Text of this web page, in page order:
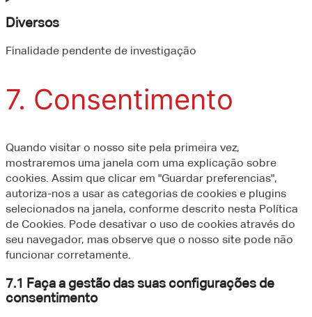
Diversos
Finalidade pendente de investigação
to
service
7. Consentimento
Quando visitar o nosso site pela primeira vez,
mostraremos uma janela com uma explicação sobre
cookies. Assim que clicar em "Guardar preferencias",
autoriza-nos a usar as categorias de cookies e plugins
selecionados na janela, conforme descrito nesta Política
de Cookies. Pode desativar o uso de cookies através do
seu navegador, mas observe que o nosso site pode não
funcionar corretamente.
7.1 Faça a gestão das suas configurações de
consentimento